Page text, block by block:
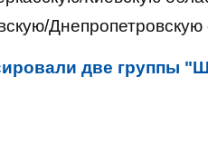
Днепропетровскую
две группы